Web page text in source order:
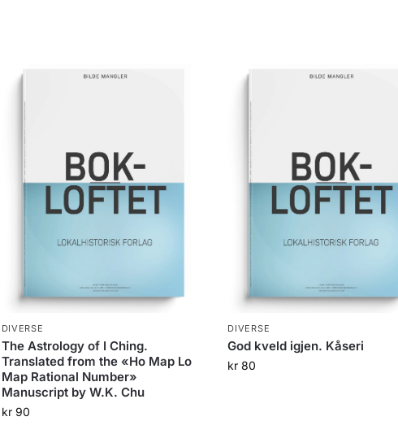
DIVERSE
The Astrology of I Ching.
Translated from the «Ho Map Lo
Map Rational Number»
Manuscript by W.K. Chu
kr90
DIVERSE
God kveld igjen. Kåseri
kr 80